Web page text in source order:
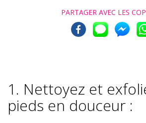
PARTAGER AVEC LES
1. Nettoyez et
pieds en douceur :